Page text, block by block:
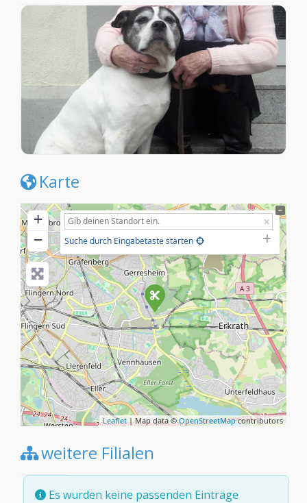
Karte
+
−
Suche durch Eingabetaste starten
Leaflet| Map data ©OpenStreetMapcontributors
weitere Filialen
Es wurden keine passenden Einträge